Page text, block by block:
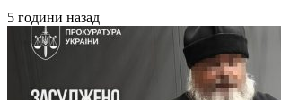
5 години назад